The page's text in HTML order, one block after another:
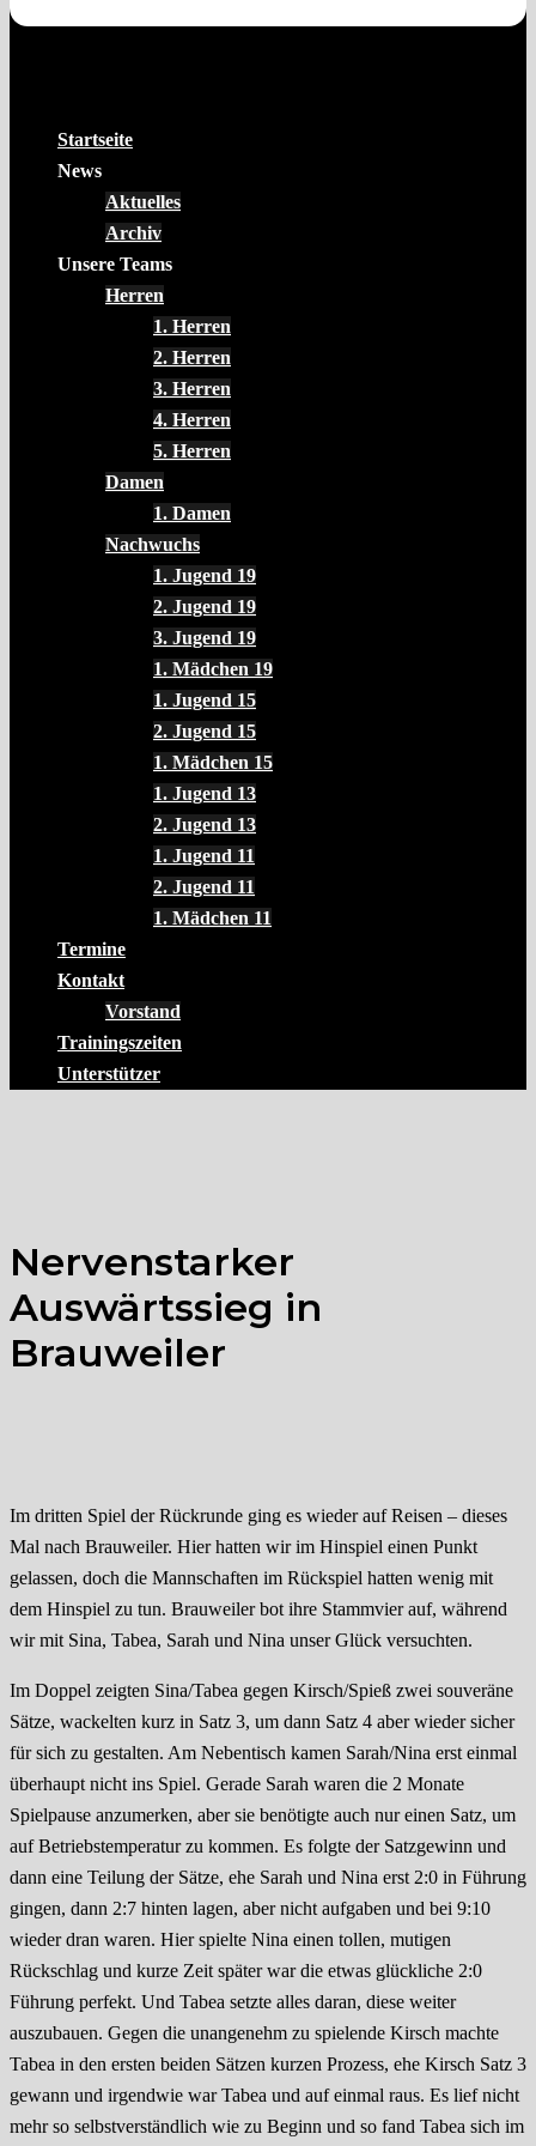
Startseite
News
Aktuelles
Archiv
Unsere Teams
Herren
1. Herren
2. Herren
3. Herren
4. Herren
5. Herren
Damen
1. Damen
Nachwuchs
1. Jugend 19
2. Jugend 19
3. Jugend 19
1. Mädchen 19
1. Jugend 15
2. Jugend 15
1. Mädchen 15
1. Jugend 13
2. Jugend 13
1. Jugend 11
2. Jugend 11
1. Mädchen 11
Termine
Kontakt
Vorstand
Trainingszeiten
Unterstützer
Nervenstarker
Auswärtssieg in
Brauweiler
Im dritten Spiel der Rückrunde ging es wieder auf Reisen – dieses
Mal nach Brauweiler. Hier hatten wir im Hinspiel einen Punkt
gelassen, doch die Mannschaften im Rückspiel hatten wenig mit
dem Hinspiel zu tun. Brauweiler bot ihre Stammvier auf, während
wir mit Sina, Tabea, Sarah und Nina unser Glück versuchten.
Im Doppel zeigten Sina/Tabea gegen Kirsch/Spieß zwei souveräne
Sätze, wackelten kurz in Satz 3, um dann Satz 4 aber wieder sicher
für sich zu gestalten. Am Nebentisch kamen Sarah/Nina erst einmal
überhaupt nicht ins Spiel. Gerade Sarah waren die 2 Monate
Spielpause anzumerken, aber sie benötigte auch nur einen Satz, um
auf Betriebstemperatur zu kommen. Es folgte der Satzgewinn und
dann eine Teilung der Sätze, ehe Sarah und Nina erst 2:0 in Führung
gingen, dann 2:7 hinten lagen, aber nicht aufgaben und bei 9:10
wieder dran waren. Hier spielte Nina einen tollen, mutigen
Rückschlag und kurze Zeit später war die etwas glückliche 2:0
Führung perfekt. Und Tabea setzte alles daran, diese weiter
auszubauen. Gegen die unangenehm zu spielende Kirsch machte
Tabea in den ersten beiden Sätzen kurzen Prozess, ehe Kirsch Satz 3
gewann und irgendwie war Tabea und auf einmal raus. Es lief nicht
mehr so selbstverständlich wie zu Beginn und so fand Tabea sich im